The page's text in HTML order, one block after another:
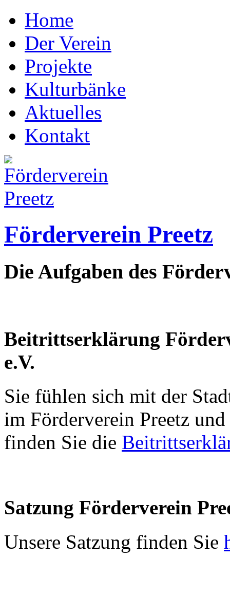
Home
Der Verein
Projekte
Kulturbänke
Aktuelles
Kontakt
Förderverein Preetz
Die Aufgaben des
Beitrittserklärung
e.V.
Sie fühlen sich mit der
im Förderverein Preetz
finden Sie die
Satzung Förderverein
Unsere Satzung finden Sie